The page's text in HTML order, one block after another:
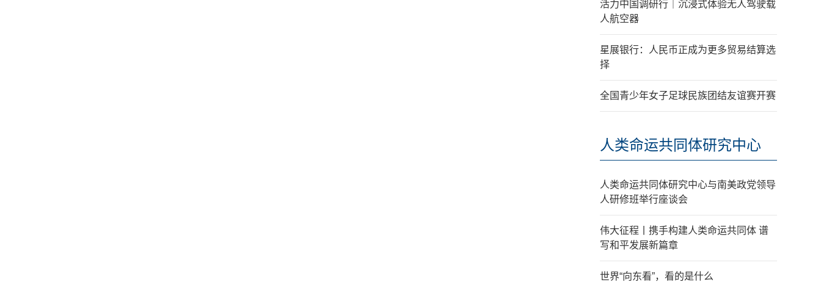
活力中国调研行｜沉浸式体验无人驾驶载
人航空器
星展银行：人民币正成为更多贸易结算选
择
全国青少年女子足球民族团结友谊赛开赛
人类命运共同体研究中心
人类命运共同体研究中心与南美政党领导
人研修班举行座谈会
伟大征程丨携手构建人类命运共同体 谱
写和平发展新篇章
世界“向东看”，看的是什么